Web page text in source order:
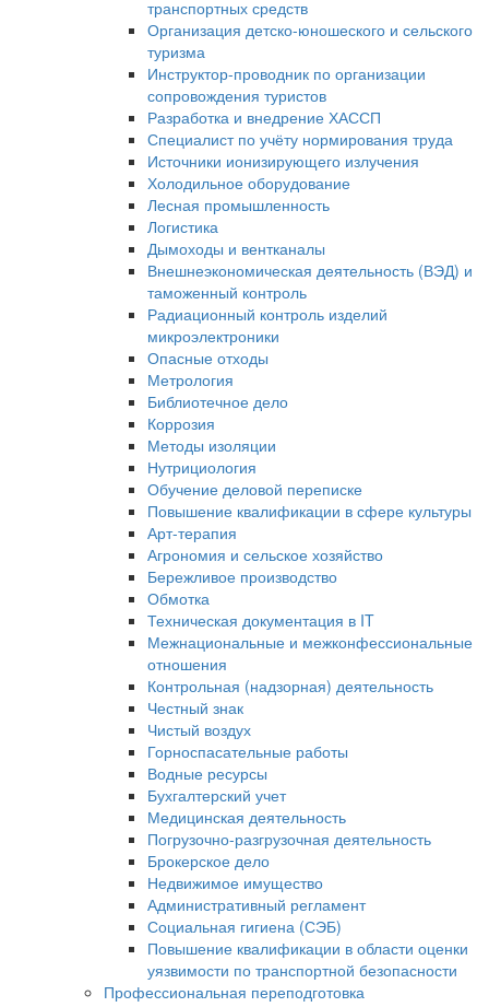
транспортных средств
Организация детско-юношеского и сельского
туризма
Инструктор-проводник по организации
сопровождения туристов
Разработка и внедрение ХАССП
Специалист по учёту нормирования труда
Источники ионизирующего излучения
Холодильное оборудование
Лесная промышленность
Логистика
Дымоходы и вентканалы
Внешнеэкономическая деятельность (ВЭД) и
таможенный контроль
Радиационный контроль изделий
микроэлектроники
Опасные отходы
Метрология
Библиотечное дело
Коррозия
Методы изоляции
Нутрициология
Обучение деловой переписке
Повышение квалификации в сфере культуры
Арт-терапия
Агрономия и сельское хозяйство
Бережливое производство
Обмотка
Техническая документация в IT
Межнациональные и межконфессиональные
отношения
Контрольная (надзорная) деятельность
Честный знак
Чистый воздух
Горноспасательные работы
Водные ресурсы
Бухгалтерский учет
Медицинская деятельность
Погрузочно-разгрузочная деятельность
Брокерское дело
Недвижимое имущество
Административный регламент
Социальная гигиена (СЭБ)
Повышение квалификации в области оценки
уязвимости по транспортной безопасности
Профессиональная переподготовка